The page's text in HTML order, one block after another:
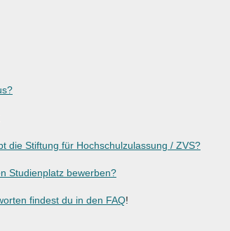
die Stiftung für Hochschulzulassung / ZVS?
Studienplatz bewerben?
findest du in den FAQ!